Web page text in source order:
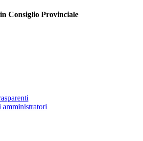
Consiglio Provinciale
amministratori